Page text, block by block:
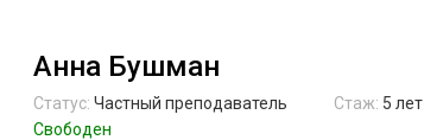
Анна Бушман
Статус: Частный преподаватель Стаж: 5 лет
Свободен